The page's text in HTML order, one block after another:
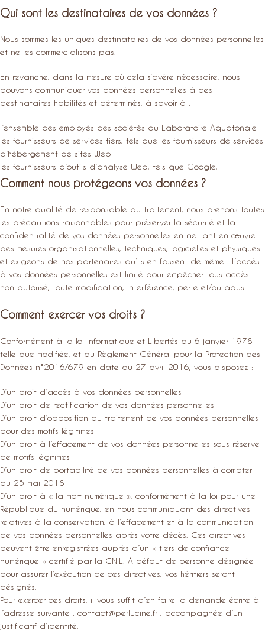
Qui sont les destinataires de vos données ?
Nous sommes les uniques destinataires de vos données personnelles
et ne les commercialisons pas.
En revanche, dans la mesure où cela s’avère nécessaire, nous
pouvons communiquer vos données personnelles à des
destinataires habilités et déterminés, à savoir à :
l’ensemble des employés des sociétés du Laboratoire Aquatonale
les fournisseurs de services tiers, tels que les fournisseurs de services
d’hébergement de sites Web
les fournisseurs d’outils d’analyse Web, tels que Google,
Comment nous protégeons vos données ?
En notre qualité de responsable du traitement, nous prenons toutes
les précautions raisonnables pour préserver la sécurité et la
confidentialité de vos données personnelles en mettant en œuvre
des mesures organisationnelles, techniques, logicielles et physiques
et exigeons de nos partenaires qu’ils en fassent de même. L’accès
à vos données personnelles est limité pour empêcher tous accès
non autorisé, toute modification, interférence, perte et/ou abus.
Comment exercer vos droits ?
Conformément à la loi Informatique et Libertés du 6 janvier 1978
telle que modifiée, et au Règlement Général pour la Protection des
Données n°2016/679 en date du 27 avril 2016, vous disposez :
D’un droit d’accès à vos données personnelles
D’un droit de rectification de vos données personnelles
D’un droit d’opposition au traitement de vos données personnelles
pour des motifs légitimes
D’un droit à l’effacement de vos données personnelles sous réserve
de motifs légitimes
D’un droit de portabilité de vos données personnelles à compter
du 25 mai 2018
D’un droit à « la mort numérique », conformément à la loi pour une
République du numérique, en nous communiquant des directives
relatives à la conservation, à l’effacement et à la communication
de vos données personnelles après votre décès. Ces directives
peuvent être enregistrées auprès d’un « tiers de confiance
numérique » certifié par la CNIL. A défaut de personne désignée
pour assurer l’exécution de ces directives, vos héritiers seront
désignés.
Pour exercer ces droits, il vous suffit d’en faire la demande écrite à
l’adresse suivante : contact@perlucine.fr , accompagnée d’un
justificatif d’identité.